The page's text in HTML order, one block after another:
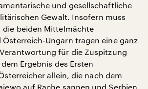
und gesellschaftliche
Gewalt. Insofern muss
die beiden Mittelmächte
Österreich-Ungarn tragen eine ganz
für die Zuspitzung
Ergebnis des Ersten
allein, die nach dem
auf Rache sannen und Serbien